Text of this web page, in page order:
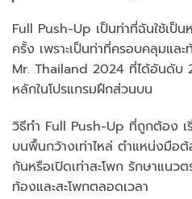
Full Push-Up เป็นท่าที่ฉันใช้เป็
ครั้ง เพราะเป็นท่าที่ครอบคลุมแล
Mr. Thailand 2024 ที่ได้อันดับ
หลักในโปรแกรมฝึกส่วนบน
วิธีทำ Full Push-Up ที่ถูกต้อง เ
บนพื้นกว้างเท่าไหล่ ตำแหน่งมือต้
กันหรือเปิดเท่าสะโพก รักษาแนว
ท้องและสะโพกตลอดเวลา